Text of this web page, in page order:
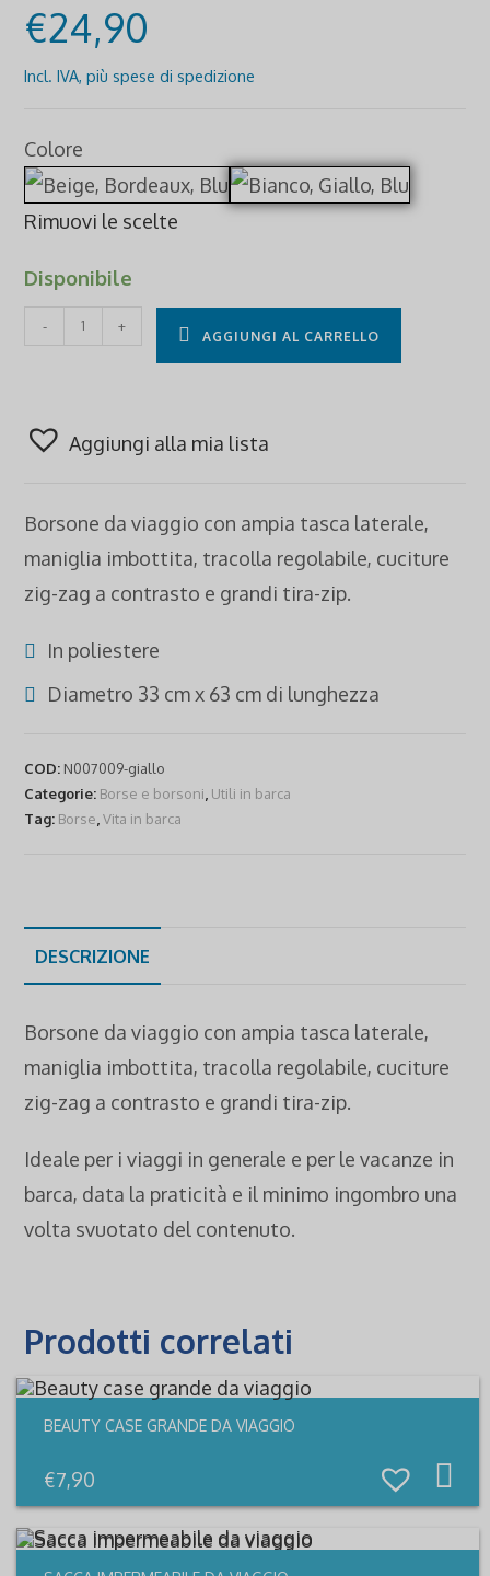
€24,90
Colore
Rimuovi le scelte
Disponibile
Borsone
- +
AGGIUNGI AL CARRELLO
Aggiungi alla mia lista
Borsone da viaggio con ampia tasca laterale,
maniglia imbottita, tracolla regolabile, cuciture
zig-zag a contrasto e grandi tira-zip.
In poliestere
Diametro 33 cm x 63 cm di lunghezza
COD: N007009-giallo
Categorie: Borse e borsoni, Utili in barca
Tag: Borse,Vita in barca
DESCRIZIONE
Borsone da viaggio con ampia tasca laterale,
maniglia imbottita, tracolla regolabile, cuciture
zig-zag a contrasto e grandi tira-zip.
Ideale per i viaggi in generale e per le vacanze in
barca, data la praticità e il minimo ingombro una
volta svuotato del contenuto.
Prodotti correlati
BEAUTY CASE GRANDE DA VIAGGIO
€7,90